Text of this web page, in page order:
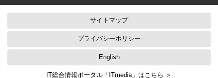
サイトマップ
プライバシーポリシー
English
IT総合情報ポータル「ITmedia」はこちら ＞